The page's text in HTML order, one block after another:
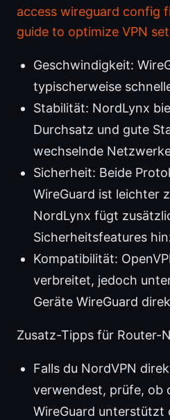
access wireguard config
guide to optimize VPN
Geschwindigkeit:
typischerweise
Stabilität: NordLynx
Durchsatz und gute
wechselnde
Sicherheit: Beide
WireGuard ist leichter
NordLynx fügt
Sicherheitsfeatures
Kompatibilität:
verbreitet, jedoch
Geräte WireGuard
Zusatz-Tipps für Router-
Falls du NordVPN
verwendest, prüfe, ob
WireGuard unterstützt